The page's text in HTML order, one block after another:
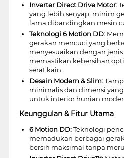
Inverter Direct Drive Motor:
yang lebih senyap, minim
lama dibandingkan mesin
Teknologi 6 Motion DD:
gerakan mencuci yang
menyesuaikan dengan jenis
memastikan kebersihan
serat kain.
Desain Modern & Slim:
minimalis dan dimensi
untuk interior hunian
Keunggulan & Fitur Utama
6 Motion DD:Teknologi
memadukan berbagai
bersih maksimal tanpa